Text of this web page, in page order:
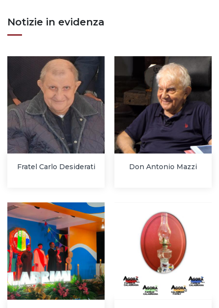
Notizie in evidenza
Fratel Carlo Desiderati Don Antonio Mazzi